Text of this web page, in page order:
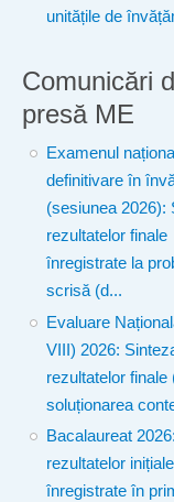
unitățile de
Comunicări
presă ME
Examenul
definitivare în
(sesiunea 2026):
rezultatelor finale
înregistrate la
scrisă (d...
Evaluare
VIII) 2026:
rezultatelor finale
soluționarea
Bacalaureat
rezultatelor
înregistrate în